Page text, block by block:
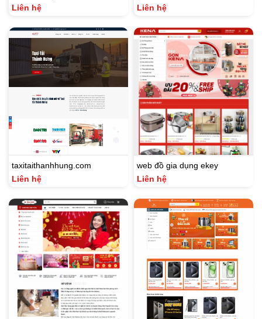
Liên hệ
Liên hệ
taxitaithanhhung.com
Liên hệ
web đồ gia dụng ekey
Liên hệ